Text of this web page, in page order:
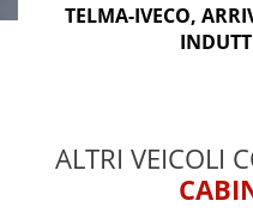
TELMA-IVECO,
ALTRI VEICOLI